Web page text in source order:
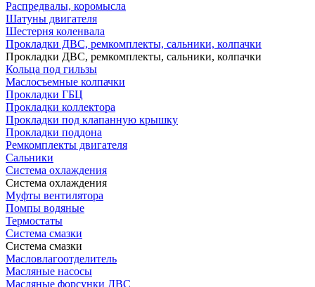
Распредвалы, коромысла
Шатуны двигателя
Шестерня коленвала
Прокладки ДВС, ремкомплекты, сальники, колпачки
Прокладки ДВС, ремкомплекты, сальники, колпачки
Кольца под гильзы
Маслосъемные колпачки
Прокладки ГБЦ
Прокладки коллектора
Прокладки под клапанную крышку
Прокладки поддона
Ремкомплекты двигателя
Сальники
Система охлаждения
Система охлаждения
Муфты вентилятора
Помпы водяные
Термостаты
Система смазки
Система смазки
Масловлагоотделитель
Масляные насосы
Масляные форсунки ДВС